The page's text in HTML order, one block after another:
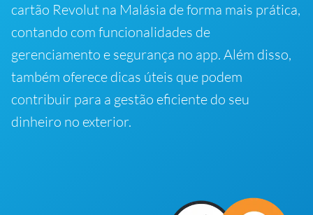
cartão Revolut na Malásia de forma mais prática,
contando com funcionalidades de
gerenciamento e segurança no app. Além disso,
também oferece dicas úteis que podem
contribuir para a gestão eficiente do seu
dinheiro no exterior.